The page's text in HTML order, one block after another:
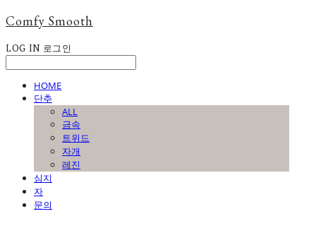
Comfy Smooth
LOG IN 로그인
HOME
단추
ALL
금속
트위드
자개
레진
심지
자
문의